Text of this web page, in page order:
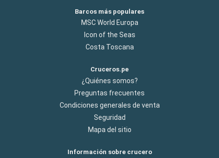
Barcos más populares
MSC World Europa
Icon of the Seas
Costa Toscana
Cruceros.pe
¿Quiénes somos?
Preguntas frecuentes
Condiciones generales de venta
Seguridad
Mapa del sitio
Información sobre crucero